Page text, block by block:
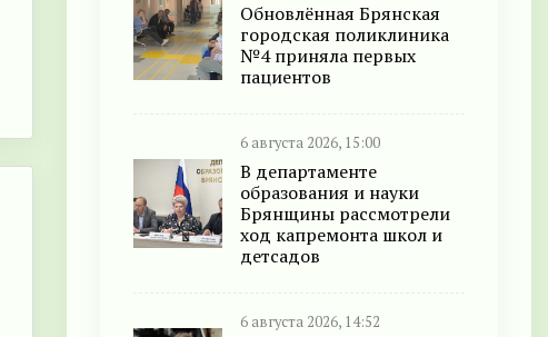
Обновлённая Брянская
городская поликлиника
№4 приняла первых
пациентов
6 августа 2026, 15:00
В департаменте
образования и науки
Брянщины рассмотрели
ход капремонта школ и
детсадов
6 августа 2026, 14:52